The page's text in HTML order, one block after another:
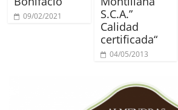
09/02/2021
S.C.A.”
Calidad
certificada“
04/05/2013